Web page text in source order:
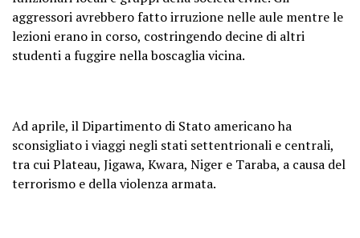
aggressori avrebbero fatto irruzione nelle aule mentre le
lezioni erano in corso, costringendo decine di altri
studenti a fuggire nella boscaglia vicina.
Ad aprile, il Dipartimento di Stato americano ha
sconsigliato i viaggi negli stati settentrionali e centrali,
tra cui Plateau, Jigawa, Kwara, Niger e Taraba, a causa del
terrorismo e della violenza armata.